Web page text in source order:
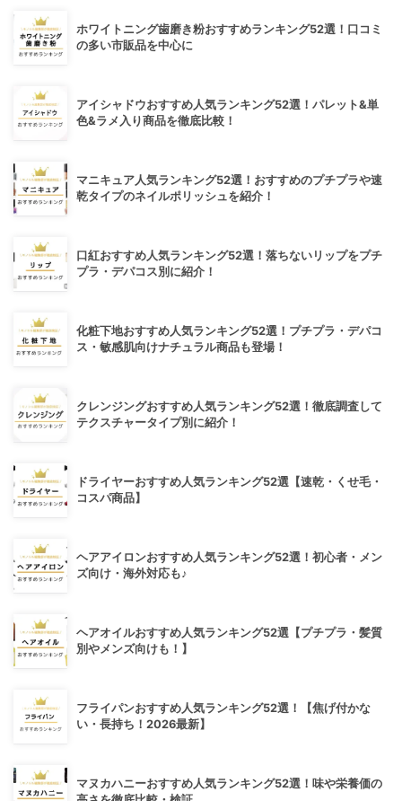
ホワイトニング歯磨き粉おすすめランキング52選！口コミ
の多い市販品を中心に
アイシャドウおすすめ人気ランキング52選！パレット&単
色&ラメ入り商品を徹底比較！
マニキュア人気ランキング52選！おすすめのプチプラや速
乾タイプのネイルポリッシュを紹介！
口紅おすすめ人気ランキング52選！落ちないリップをプチ
プラ・デパコス別に紹介！
化粧下地おすすめ人気ランキング52選！プチプラ・デパコ
ス・敏感肌向けナチュラル商品も登場！
クレンジングおすすめ人気ランキング52選！徹底調査して
テクスチャータイプ別に紹介！
ドライヤーおすすめ人気ランキング52選【速乾・くせ毛・
コスパ商品】
ヘアアイロンおすすめ人気ランキング52選！初心者・メン
ズ向け・海外対応も♪
ヘアオイルおすすめ人気ランキング52選【プチプラ・髪質
別やメンズ向けも！】
フライパンおすすめ人気ランキング52選！【焦げ付かな
い・長持ち！2026最新】
マヌカハニーおすすめ人気ランキング52選！味や栄養価の